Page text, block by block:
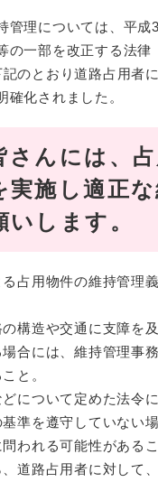
理については、平成
の一部を改正する法律
のとおり道路占用者
確化されました。
さんには、
実施し適正
します。
占用物件の維持管理
構造や交通に支障を
合には、維持管理事
と。
について定めた法令
準を遵守していない
われる可能性があるこ
道路占用者に対して